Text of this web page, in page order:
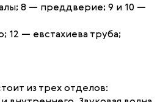
8 — преддверие; 9 и 10 —
12 — евстахиева труба;
из трех отделов: